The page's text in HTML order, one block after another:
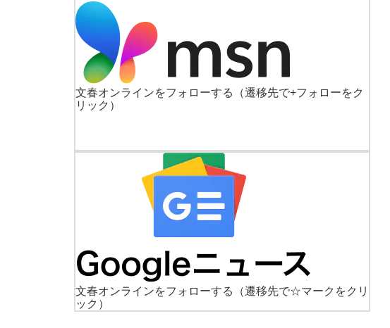
文春オンラインをフォローする
（遷移先で+フォローをク
リック）
文春オンラインをフォローする
（遷移先で☆マークをクリ
ック）